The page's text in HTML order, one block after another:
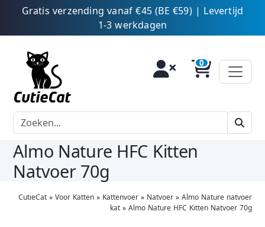
Gratis verzending vanaf €45 (BE €59) | Levertijd
1-3 werkdagen
Almo Nature HFC Kitten
Natvoer 70g
CutieCat» Voor Katten» Kattenvoer» Natvoer» Almo Nature natvoer
kat» Almo Nature HFC Kitten Natvoer 70g